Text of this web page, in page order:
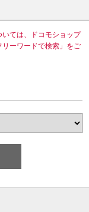
いては、ドコモショップ
ーワードで検索」をご